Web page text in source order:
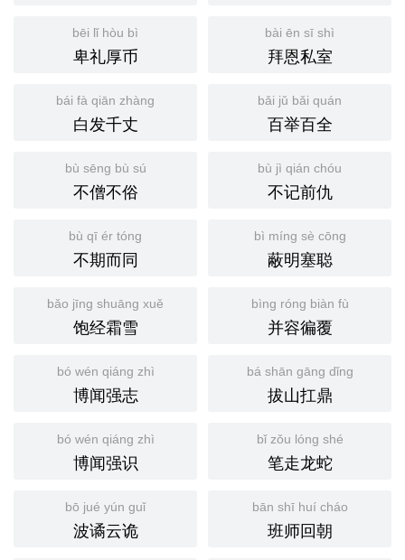
bēi lǐ hòu bì
卑礼厚币
bài ēn sī shì
拜恩私室
bái fà qiān zhàng
白发千丈
bǎi jǔ bǎi quán
百举百全
bù sēng bù sú
不僧不俗
bù jì qián chóu
不记前仇
bù qī ér tóng
不期而同
bì míng sè cōng
蔽明塞聪
bǎo jīng shuāng xuě
饱经霜雪
bìng róng biàn fù
并容徧覆
bó wén qiáng zhì
博闻强志
bá shān gāng dǐng
拔山扛鼎
bó wén qiáng zhì
博闻强识
bǐ zǒu lóng shé
笔走龙蛇
bō jué yún guǐ
波谲云诡
bān shī huí cháo
班师回朝